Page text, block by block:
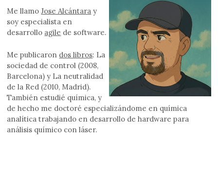
Me llamoJose Alcántara y
soy especialista en
desarrollo agile de software.
Me publicaron dos libros: La
sociedad de control (2008,
Barcelona) y La neutralidad
de la Red (2010, Madrid).
También estudié química, y
de hecho me doctoré especializándome en química
analítica trabajando en desarrollo de hardware para
análisis químico con láser.